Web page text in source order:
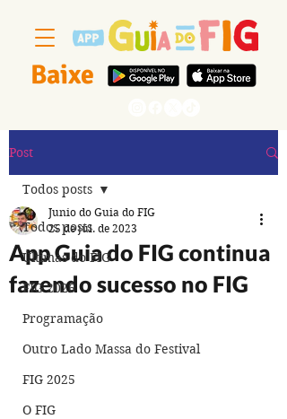
Baixe
Post
Todos posts
Últimas do FIG
FIG 2026
Programação
Outro Lado Massa do Festival
FIG 2025
O FIG
Todos posts
App Guia do FIG continua
fazendo sucesso no FIG
Junio do Guia do FIG
25 de jul. de 2023